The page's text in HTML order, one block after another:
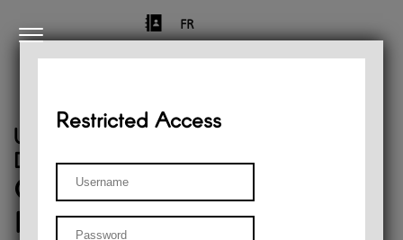
FR
University of Liège
Départment of Philosophy
Center for Phenomenological
Research
Restricted Access